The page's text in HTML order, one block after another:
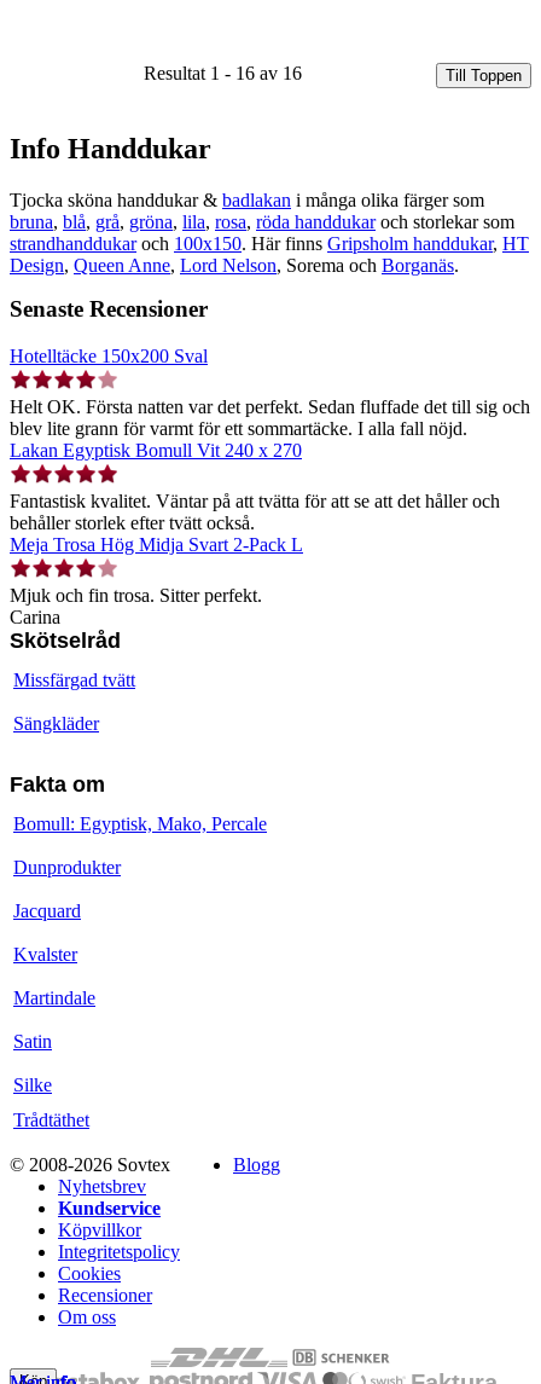
Resultat 1 - 16 av 16 Till Toppen
Info Handdukar
Tjocka sköna handdukar & badlakan i många olika färger som
bruna, blå, grå, gröna, lila, rosa, röda handdukaroch storlekar som
strandhanddukaroch 100x150. Här finns Gripsholm handdukar, HT
Design, Queen Anne, Lord Nelson, Sorema och Borganäs.
Senaste Recensioner
Hotelltäcke 150x200 Sval
Helt OK. Första natten var det perfekt. Sedan fluffade det till sig och
blev lite grann för varmt för ett sommartäcke. I alla fall nöjd.
Lakan Egyptisk Bomull Vit 240 x 270
Fantastisk kvalitet. Väntar på att tvätta för att se att det håller och
behåller storlek efter tvätt också.
Meja Trosa Hög Midja Svart 2-Pack L
Mjuk och fin trosa. Sitter perfekt.
Carina
Skötselråd
Missfärgad tvätt
Sängkläder
Fakta om
Bomull: Egyptisk, Mako, Percale
Dunprodukter
Jacquard
Kvalster
Martindale
Satin
Silke
Trådtäthet
© 2008-2026 Sovtex
Blogg
Nyhetsbrev
Kundservice
Köpvillkor
Integritetspolicy
Cookies
Recensioner
Om oss